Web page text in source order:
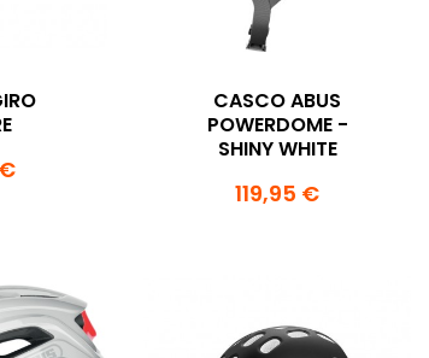
CASCO ABUS
POWERDOME -
SHINY WHITE
119,95 €